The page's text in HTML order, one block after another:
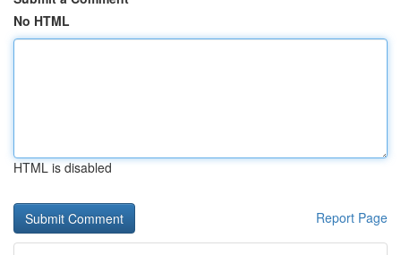
No HTML
HTML is disabled
Report Page